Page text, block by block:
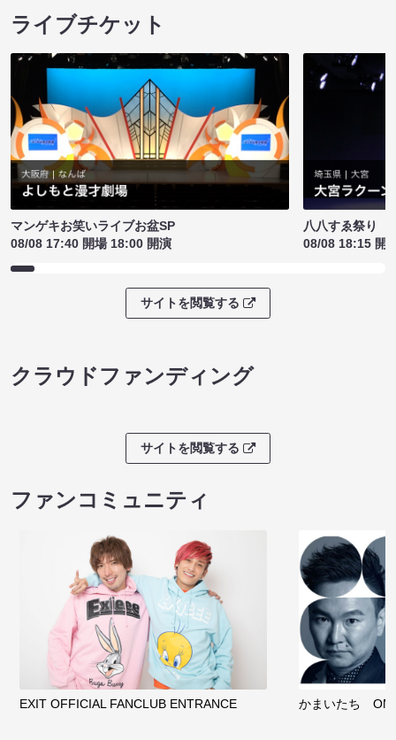
ライブチケット
マンゲキお笑いライブお盆SP
08/08 17:40 開場 18:00 開演
八八すゑ祭り
08/08 18:15 開
サイトを閲覧する
クラウドファンディング
サイトを閲覧する
ファンコミュニティ
EXIT OFFICIAL FANCLUB ENTRANCE かまいたち